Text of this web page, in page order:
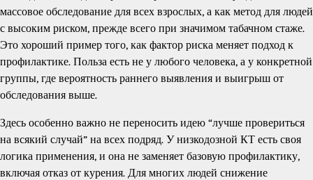
массовое обследование для всех взрослых, а как метод для людей
с высоким риском, прежде всего при значимом табачном стаже.
Это хороший пример того, как фактор риска меняет подход к
профилактике. Польза есть не у любого человека, а у конкретной
группы, где вероятность раннего выявления и выигрыш от
обследования выше.
Здесь особенно важно не переносить идею “лучше провериться
на всякий случай” на всех подряд. У низкодозной КТ есть своя
логика применения, и она не заменяет базовую профилактику,
включая отказ от курения. Для многих людей снижение